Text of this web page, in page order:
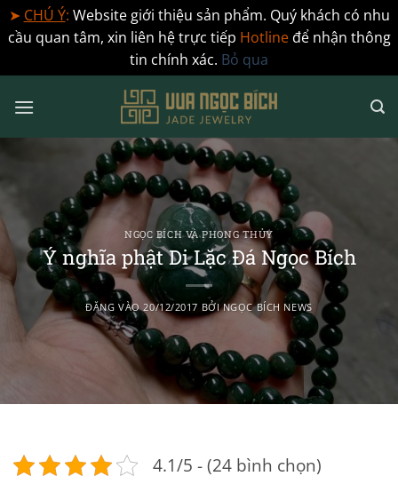
➤ CHÚ Ý: Website giới thiệu sản phẩm. Quý khách có nhu
cầu quan tâm, xin liên hệ trực tiếp Hotlineđể nhận thông
tin chính xác. Bỏ qua
qua
dung
NGỌC BÍCH VÀ PHONG THỦY
Ý nghĩa phật Di Lặc Đá Ngọc Bích
ĐĂNG VÀO 20/12/2017 BỞINGỌC BÍCH NEWS
4.1/5 - (24 bình chọn)